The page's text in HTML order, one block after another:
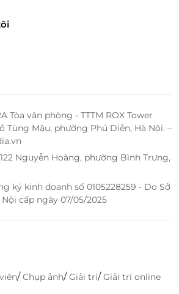
thuận tiện, dịch vụ chuyên
xe miễn phí, sân hiên, khu vườn
đưa đón sân bay (có tính phí).
tân phục vụ 24/7 sẵn sàng hỗ trợ
điểm nào.
Tòa văn phòng - TTTM ROX Tower
Tùng Mậu, phường Phú Diễn, Hà Nội. –
Nguyễn Hoàng, phường Bình Trưng,
ký kinh doanh số 0105228259 - Do Sở
cấp ngày 07/05/2025
/Chụp ảnh/Giải trí/Giải trí online